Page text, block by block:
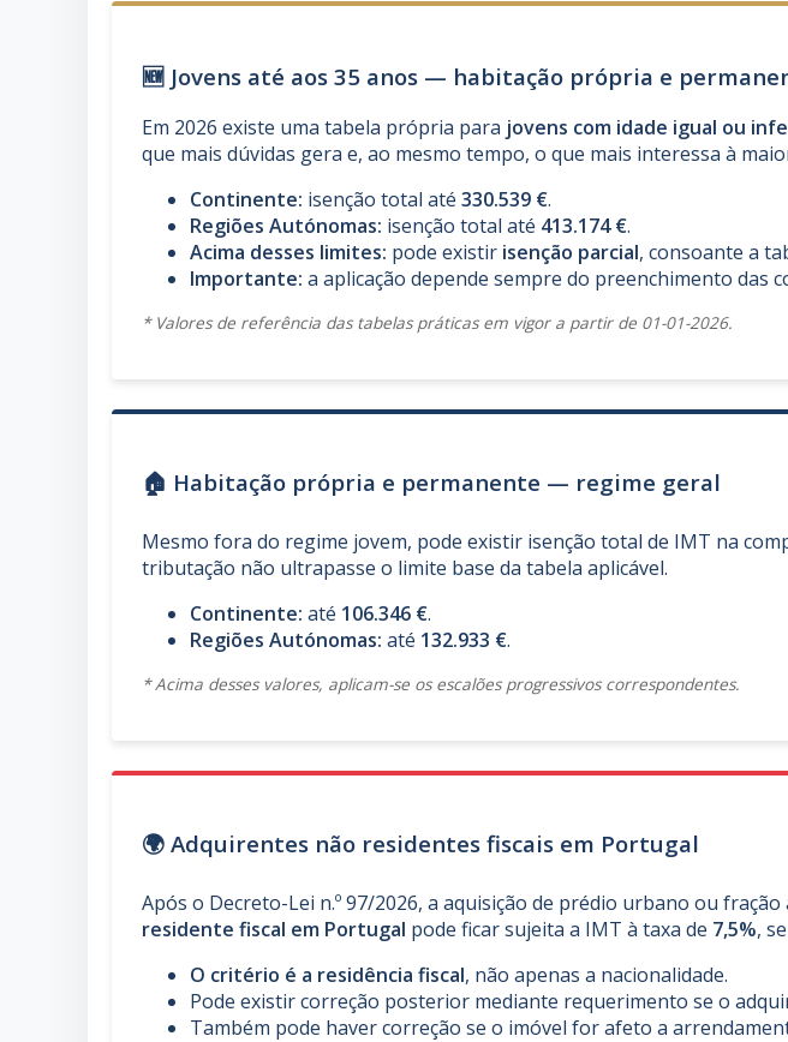
🆕 Jovens até aos 35 anos — habitação própria e
Em 2026 existe uma tabela própria para jovens com idade igual ou
que mais dúvidas gera e, ao mesmo tempo, o que mais interessa à
Continente: isenção total até 330.539 €.
Regiões Autónomas: isenção total até 413.174 €.
Acima desses limites: pode existir isenção parcial, consoante a
Importante: a aplicação depende sempre do preenchimento das
* Valores de referência das tabelas práticas em vigor a partir de 01-01-2026.
🏠 Habitação própria e permanente — regime geral
Mesmo fora do regime jovem, pode existir isenção total de IMT na
tributação não ultrapasse o limite base da tabela aplicável.
Continente: até 106.346 €.
Regiões Autónomas: até 132.933 €.
* Acima desses valores, aplicam-se os escalões progressivos correspondentes.
🌍 Adquirentes não residentes fiscais em Portugal
Após o Decreto-Lei n.º 97/2026, a aquisição de prédio urbano ou
residente fiscal em Portugal pode ficar sujeita a IMT à taxa de 7,5%,
O critério é a residência fiscal, não apenas a nacionalidade.
Pode existir correção posterior mediante requerimento se o
Também pode haver correção se o imóvel for afeto a